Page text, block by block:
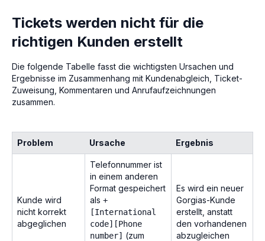
Tickets werden nicht für die
richtigen Kunden erstellt
Die folgende Tabelle fasst die wichtigsten Ursachen und
Ergebnisse im Zusammenhang mit Kundenabgleich, Ticket-
Zuweisung, Kommentaren und Anrufaufzeichnungen
zusammen.
Problem Ursache Ergebnis
Kunde wird
nicht korrekt
abgeglichen
Telefonnummer ist
in einem anderen
Format gespeichert
als +
[International
code][Phone
number] (zum
Es wird ein neuer
Gorgias-Kunde
erstellt, anstatt
den vorhandenen
abzugleichen